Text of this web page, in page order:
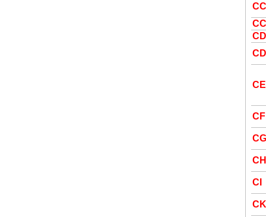
CC
CC
CD
CD
CE
CF
CG
CH
CI
CK